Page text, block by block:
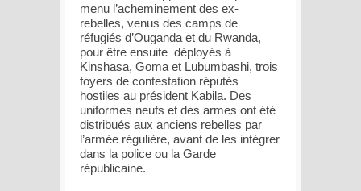
menu l’acheminement des ex-
rebelles, venus des camps de
réfugiés d’Ouganda et du Rwanda,
pour être ensuite déployés à
Kinshasa, Goma et Lubumbashi, trois
foyers de contestation réputés
hostiles au président Kabila. Des
uniformes neufs et des armes ont été
distribués aux anciens rebelles par
l’armée régulière, avant de les intégrer
dans la police ou la Garde
républicaine.